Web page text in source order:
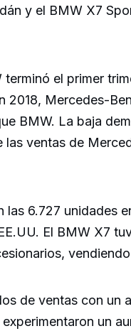
y el BMW X7
el primer
2018, Mercedes-
BMW. La baja
ventas de
6.727 unidades
El BMW X7
de ventas con un
un